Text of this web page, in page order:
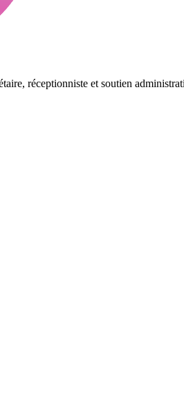
réceptionniste et soutien